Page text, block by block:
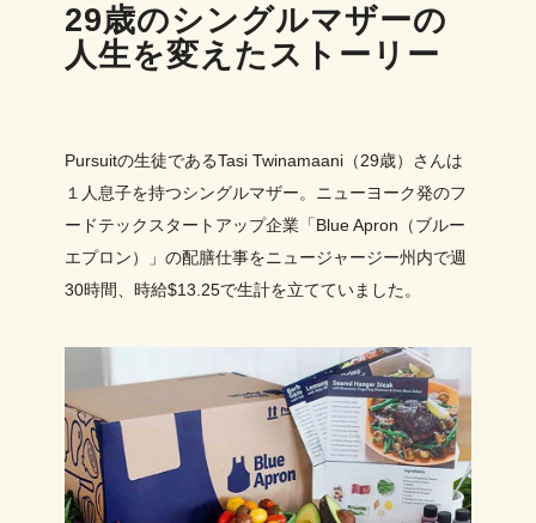
29歳のシングルマザーの
人生を変えたストーリー
Pursuitの生徒であるTasi Twinamaani（29歳）さんは
１人息子を持つシングルマザー。ニューヨーク発のフ
ードテックスタートアップ企業「Blue Apron（ブルー
エプロン）」の配膳仕事をニュージャージー州内で週
30時間、時給$13.25で生計を立てていました。